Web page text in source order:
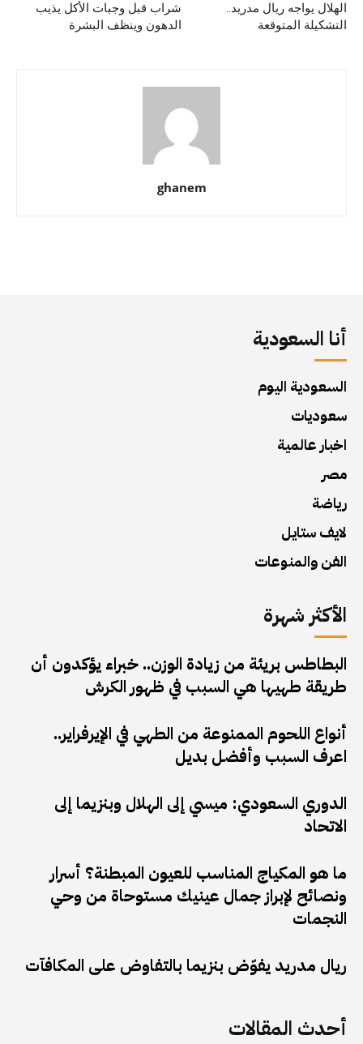
شراب قبل وجبات الأكل يذيب
الدهون وينظف البشرة
الهلال يواجه ريال مدريد..
التشكيلة المتوقعة
ghanem
أنا السعودية
السعودية اليوم
سعوديات
اخبار عالمية
مصر
رياضة
لايف ستايل
الفن والمنوعات
الأكثر شهرة
البطاطس بريئة من زيادة الوزن.. خبراء يؤكدون أن
طريقة طهيها هي السبب في ظهور الكرش
أنواع اللحوم الممنوعة من الطهي في الإيرفراير..
اعرف السبب وأفضل بديل
الدوري السعودي: ميسي إلى الهلال وبنزيما إلى
الاتحاد
ما هو المكياج المناسب للعيون المبطنة؟ أسرار
ونصائح لإبراز جمال عينيك مستوحاة من وحي
النجمات
ريال مدريد يفوّض بنزيما بالتفاوض على المكافآت
أحدث المقالات